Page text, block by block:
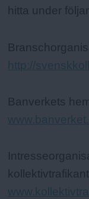
hitta under
http://
Banverkets